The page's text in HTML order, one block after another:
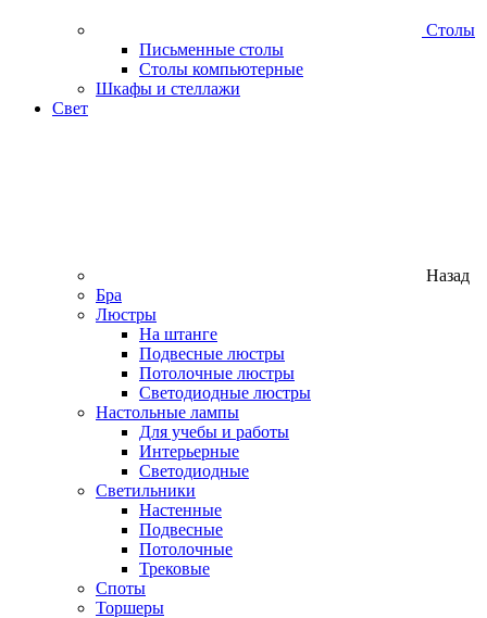
Столы
Письменные столы
Столы компьютерные
Шкафы и стеллажи
Свет
Назад
Бра
Люстры
На штанге
Подвесные люстры
Потолочные люстры
Светодиодные люстры
Настольные лампы
Для учебы и работы
Интерьерные
Светодиодные
Светильники
Настенные
Подвесные
Потолочные
Трековые
Споты
Торшеры